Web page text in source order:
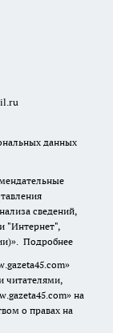
данных
сведений,
"Интернет",
Подробнее
читателями,
на
о правах на